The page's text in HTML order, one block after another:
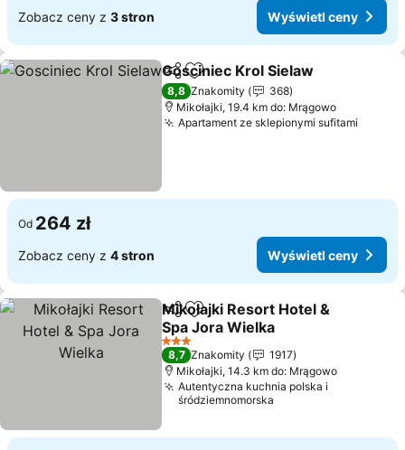
Zobacz ceny z 3 stron Wyświetl ceny
Udostępnij
Dodaj do ulubionych
Gosciniec Krol Sielaw
8,8 Znakomity
368
Mikołajki, 19.4 km do: Mrągowo
Apartament ze sklepionymi sufitami
Od 264 zł
Zobacz ceny z 4 stron Wyświetl ceny
Udostępnij
Dodaj do ulubionych
Mikołajki Resort Hotel &
Spa Jora Wielka
3 Kategoria
8,7 Znakomity
1917
Mikołajki, 14.3 km do: Mrągowo
Autentyczna kuchnia polska i
śródziemnomorska